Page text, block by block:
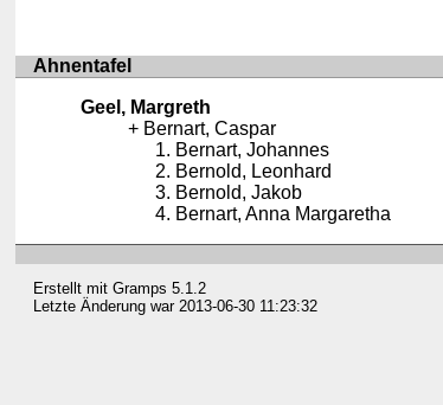
Ahnentafel
Geel, Margreth
Bernart, Caspar
Bernart, Johannes
Bernold, Leonhard
Bernold, Jakob
Bernart, Anna Margaretha
Erstellt mitGramps 5.1.2
Letzte Änderung war 2013-06-30 11:23:32